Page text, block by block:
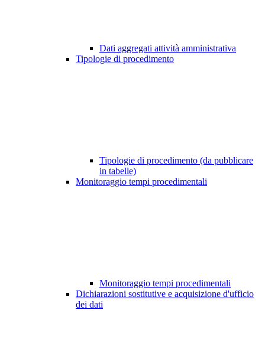
Dati aggregati attività amministrativa
Tipologie di procedimento
Tipologie di procedimento (da pubblicare
in tabelle)
Monitoraggio tempi procedimentali
Monitoraggio tempi procedimentali
Dichiarazioni sostitutive e acquisizione d'ufficio
dei dati